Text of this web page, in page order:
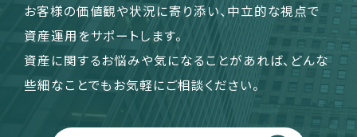
お客様の価値観や状況に寄り添い、中立的な視点で
資産運用をサポートします。
資産に関するお悩みや気になることがあれば、どんな
些細なことでもお気軽にご相談ください。